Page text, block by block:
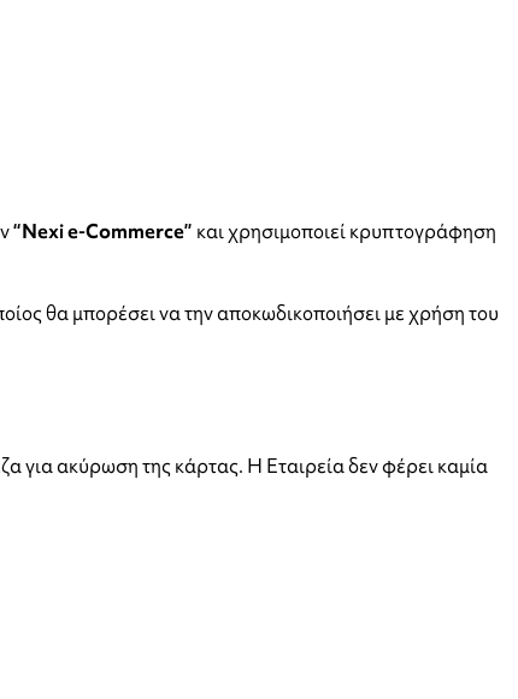
“Nexi e-Commerce” και χρησιμοποιεί κρυπτογράφηση
θα μπορέσει να την αποκωδικοποιήσει με χρήση του
για ακύρωση της κάρτας. Η Εταιρεία δεν φέρει καμία